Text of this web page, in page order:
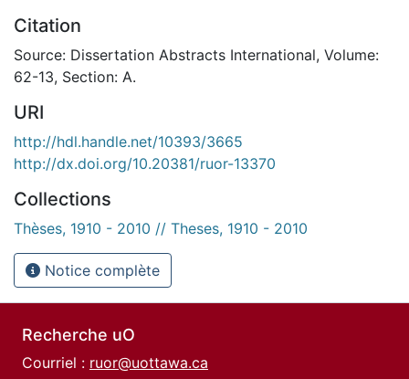
Citation
Source: Dissertation Abstracts International, Volume:
62-13, Section: A.
URI
http://hdl.handle.net/10393/3665
http://dx.doi.org/10.20381/ruor-13370
Collections
Thèses, 1910 - 2010 // Theses, 1910 - 2010
Notice complète
Recherche uO
Courriel : ruor@uottawa.ca